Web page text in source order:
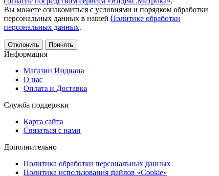
Вы можете ознакомиться с условиями и порядком обработки
персональных данных в нашей Политике обработки
персональных данных.
Отклонить Принять
Информация
Магазин Индиана
О нас
Оплата и Доставка
Служба поддержки
Карта сайта
Связаться с нами
Дополнительно
Политика обработки персональных данных
Политика использования файлов «Cookie»